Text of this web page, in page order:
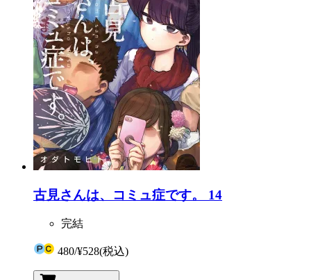
古見さんは、コミュ症です。 14
完結
480/¥528(税込)